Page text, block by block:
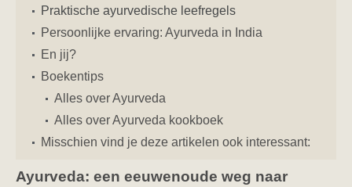
Praktische ayurvedische leefregels
Persoonlijke ervaring: Ayurveda in India
En jij?
Boekentips
Alles over Ayurveda
Alles over Ayurveda kookboek
Misschien vind je deze artikelen ook interessant:
Ayurveda: een eeuwenoude weg naar